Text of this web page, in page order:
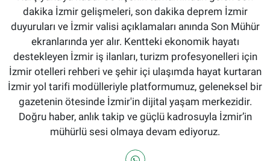
dakika İzmir gelişmeleri, son dakika deprem İzmir
duyuruları ve İzmir valisi açıklamaları anında Son Mühür
ekranlarında yer alır. Kentteki ekonomik hayatı
destekleyen İzmir iş ilanları, turizm profesyonelleri için
İzmir otelleri rehberi ve şehir içi ulaşımda hayat kurtaran
İzmir yol tarifi modülleriyle platformumuz, geleneksel bir
gazetenin ötesinde İzmir'in dijital yaşam merkezidir.
Doğru haber, anlık takip ve güçlü kadrosuyla İzmir’in
mühürlü sesi olmaya devam ediyoruz.